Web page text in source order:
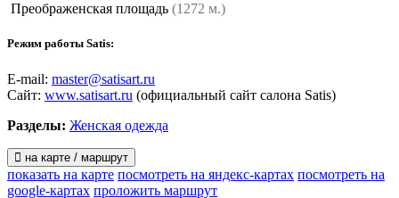
Преображенская площадь (1272 м.)
Режим работы Satis:
E-mail: master@satisart.ru
Сайт: www.satisart.ru (официальный сайт салона Satis)
Разделы: Женская одежда
на карте / маршрут
показать на карте посмотреть на яндекс-картах посмотреть на
google-картах проложить маршрут